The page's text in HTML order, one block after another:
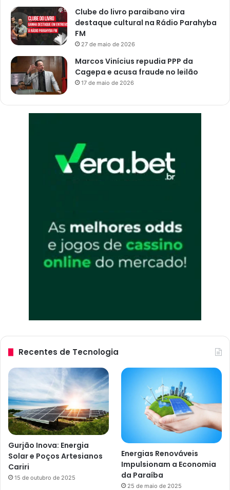
Clube do livro paraibano vira
destaque cultural na Rádio Parahyba
FM
27 de maio de 2026
Marcos Vinícius repudia PPP da
Cagepa e acusa fraude no leilão
17 de maio de 2026
Recentes de Tecnologia
Gurjão Inova: Energia
Solar e Poços Artesianos
Cariri
15 de outubro de 2025
Energias Renováveis
Impulsionam a Economia
da Paraíba
25 de maio de 2025